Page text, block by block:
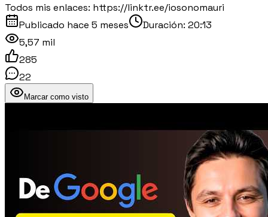
Todos mis enlaces: https://linktr.ee/iosonomauri
Publicado hace 5 meses Duración: 20:13
5,57 mil
285
22
Marcar como visto